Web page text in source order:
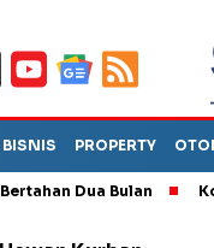
PROPERTY
Dua Bulan Korupsi